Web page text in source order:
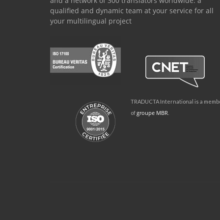
qualified and dynamic team at your service for all
your multilingual project
TRADUCTA International is a
ofgroupe MBR